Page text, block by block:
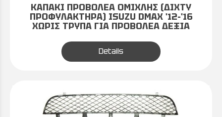
ΚΑΠΑΚΙ ΠΡΟΒΟΛΕΑ ΟΜΙΧΛΗΣ (ΔΙΧΤΥ
ΠΡΟΦΥΛΑΚΤΗΡΑ) ISUZU DMAX '12-'16
ΧΩΡΙΣ ΤΡΥΠΑ ΓΙΑ ΠΡΟΒΟΛΕΑ ΔΕΞΙΑ
Details